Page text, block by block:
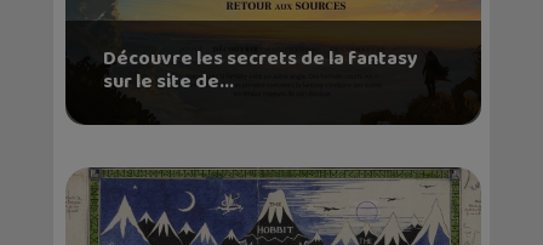
Découvre les secrets de la fantasy
sur le site de...